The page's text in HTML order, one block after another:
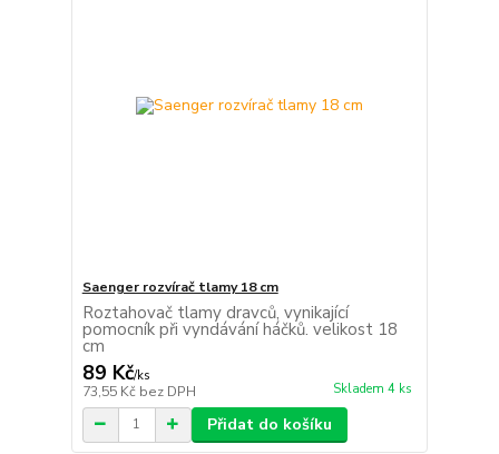
Saenger rozvírač tlamy 18 cm
Roztahovač tlamy dravců, vynikající
pomocník při vyndávání háčků. velikost 18
cm
89 Kč/ks
73,55 Kč bez DPH Skladem 4 ks
Přidat do košíku